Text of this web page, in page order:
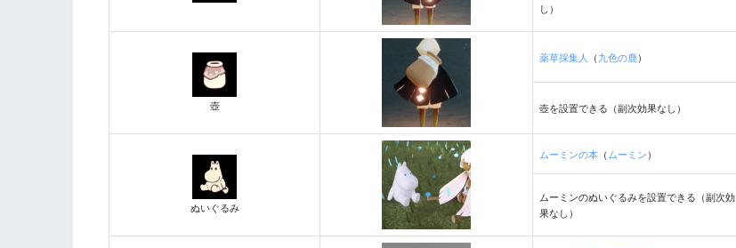
し）
壺
薬草採集人 （ 九色の鹿）
壺を設置できる（副次効果なし）
ぬいぐるみ
ムーミンの本 （ ムーミン ）
ムーミンのぬいぐるみを設置できる（副次効
果なし）